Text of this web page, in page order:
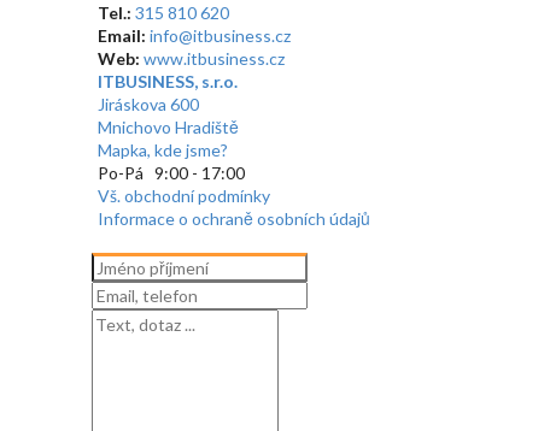
Tel.: 315 810 620
Email: info@itbusiness.cz
Web: www.itbusiness.cz
ITBUSINESS, s.r.o.
Jiráskova 600
Mnichovo Hradiště
Mapka, kde jsme?
Po-Pá 9:00 - 17:00
Vš. obchodní podmínky
Informace o ochraně osobních údajů